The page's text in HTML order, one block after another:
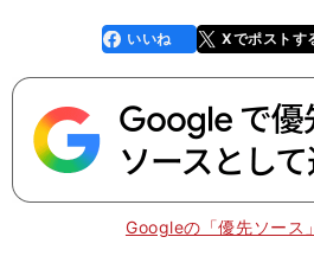
faceboo
k
いいね Xでポストす
Googleの「優先ソース